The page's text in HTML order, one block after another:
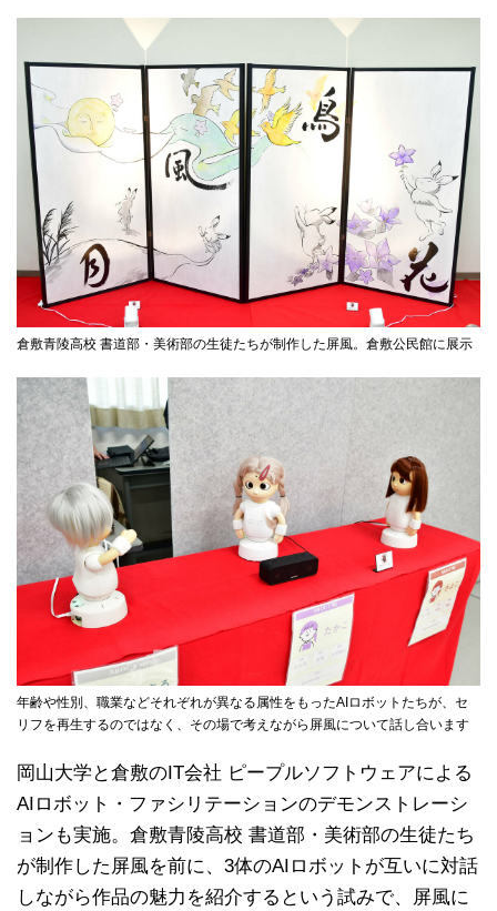
倉敷青陵高校 書道部・美術部の生徒たちが制作した屏風。倉敷公民館に展示
年齢や性別、職業などそれぞれが異なる属性をもったAIロボットたちが、セ
リフを再生するのではなく、その場で考えながら屏風について話し合います
岡山大学と倉敷のIT会社 ピープルソフトウェアによる
AIロボット・ファシリテーションのデモンストレーシ
ョンも実施。倉敷青陵高校 書道部・美術部の生徒たち
が制作した屏風を前に、3体のAIロボットが互いに対話
しながら作品の魅力を紹介するという試みで、屏風に